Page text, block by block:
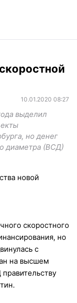
10.01.2020 08:27
выделил
но денег
диаметра (ВСД)
новой
скоростного
но
с
на высшем